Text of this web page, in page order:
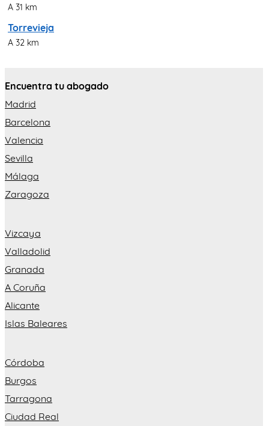
A 31 km
Torrevieja
A 32 km
Encuentra tu abogado
Madrid
Barcelona
Valencia
Sevilla
Málaga
Zaragoza
Vizcaya
Valladolid
Granada
A Coruña
Alicante
Islas Baleares
Córdoba
Burgos
Tarragona
Ciudad Real